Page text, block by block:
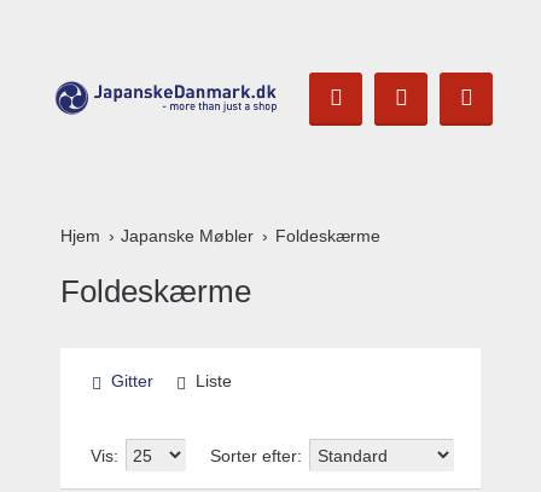
Hjem Japanske Møbler Foldeskærme
Foldeskærme
Gitter Liste
Vis: Sorter efter: